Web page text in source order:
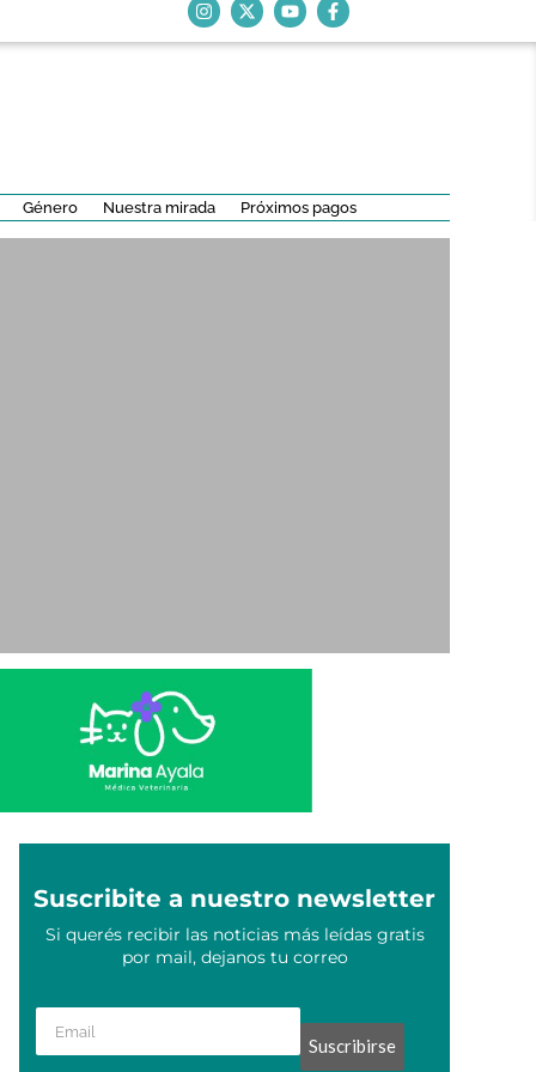
Género Nuestra mirada Próximos pagos
Suscribite a nuestro newsletter
Si querés recibir las noticias más leídas gratis
por mail, dejanos tu correo
Suscribirse